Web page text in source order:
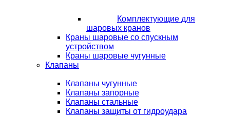
Комплектующие для
шаровых кранов
Краны шаровые со спускным
устройством
Краны шаровые чугунные
Клапаны
Клапаны чугунные
Клапаны запорные
Клапаны стальные
Клапаны защиты от гидроудара